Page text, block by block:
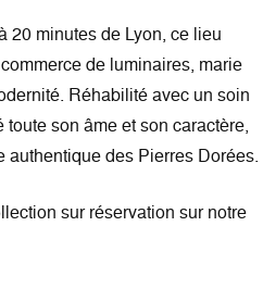
20 minutes de Lyon, ce lieu
de luminaires, marie
Réhabilité avec un soin
son âme et son caractère,
authentique des Pierres Dorées.
sur réservation sur notre